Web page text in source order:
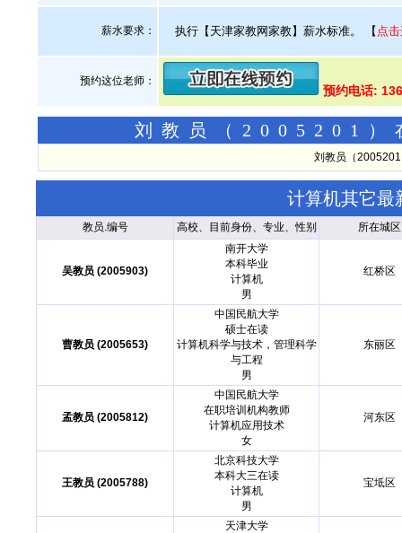
薪水要求： 执行【天津家教网家教】薪水标准。 【 点
预约这位老师：
预约电话:
刘教员（2005201）
刘教员（
计算机其它最
教员.编号 高校、目前身份、专业、性别 所在城区
吴教员 (2005903)
南开大学
本科毕业
计算机
男
红桥区
曹教员 (2005653)
中国民航大学
硕士在读
计算机科学与技术，管理科学
与工程
男
东丽区
孟教员 (2005812)
中国民航大学
在职培训机构教师
计算机应用技术
女
河东区
王教员 (2005788)
北京科技大学
本科大三在读
计算机
男
宝坻区
天津大学